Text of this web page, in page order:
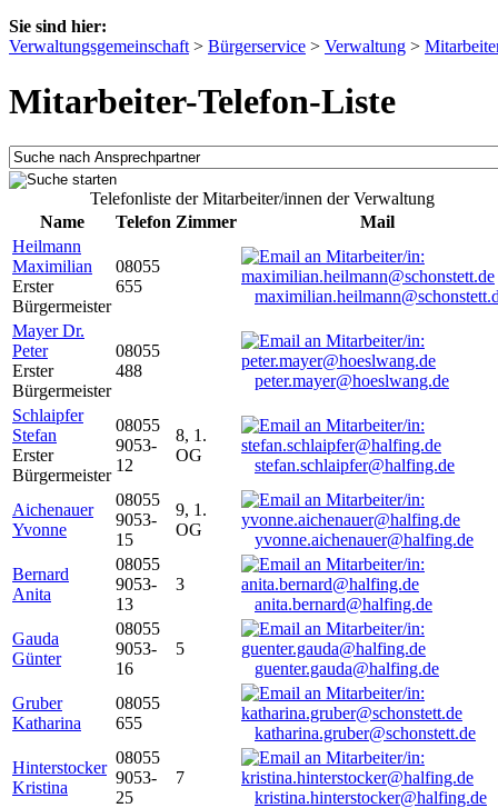
Sie sind hier:
Verwaltungsgemeinschaft > Bürgerservice > Verwaltung >
Mitarbeiter-Telefon-Liste
Telefonliste der Mitarbeiter/innen der Verwaltung
Name
Telefon Zimmer
Mail
Heilmann
Maximilian
Erster
Bürgermeister
08055
655
Mayer Dr.
Peter
Erster
Bürgermeister
08055
488
peter.mayer@hoeslwang.de
Schlaipfer
Stefan
Erster
Bürgermeister
08055
9053-
12
8, 1.
OG
stefan.schlaipfer@halfing.de
Aichenauer
Yvonne
08055
9053-
15
9, 1.
OG
yvonne.aichenauer@halfing.de
Bernard
Anita
08055
9053-
13
3
anita.bernard@halfing.de
Gauda
Günter
08055
9053-
16
5
guenter.gauda@halfing.de
Gruber
Katharina
08055
655
katharina.gruber@schonstett.de
Hinterstocker
Kristina
08055
9053-
25
7
kristina.hinterstocker@halfing.de